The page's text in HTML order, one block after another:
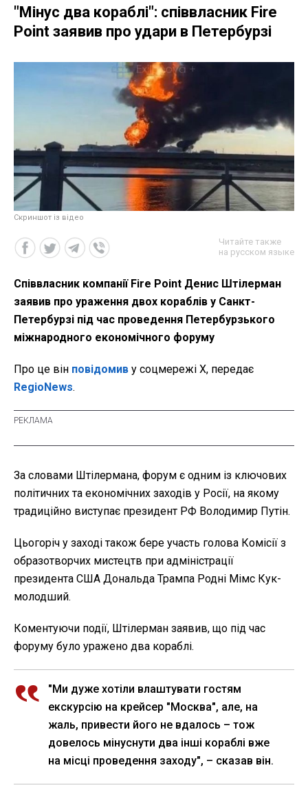
"Мінус два кораблі": співвласник Fire
Point заявив про удари в Петербурзі
Скриншот із відео
Читайте также
на русском языке
Співвласник компанії Fire Point Денис Штілерман
заявив про ураження двох кораблів у Санкт-
Петербурзі під час проведення Петербурзького
міжнародного економічного форуму
Про це він повідомив у соцмережі X, передає
RegioNews.
За словами Штілермана, форум є одним із ключових
політичних та економічних заходів у Росії, на якому
традиційно виступає президент РФ Володимир Путін.
Цьогоріч у заході також бере участь голова Комісії з
образотворчих мистецтв при адміністрації
президента США Дональда Трампа Родні Мімс Кук-
молодший.
Коментуючи події, Штілерман заявив, що під час
форуму було уражено два кораблі.
"Ми дуже хотіли влаштувати гостям
екскурсію на крейсер "Москва", але, на
жаль, привести його не вдалось – тож
довелось мінуснути два інші кораблі вже
на місці проведення заходу", – сказав він.